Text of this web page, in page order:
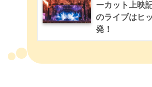
ーカット上映
のライブはヒ
発！